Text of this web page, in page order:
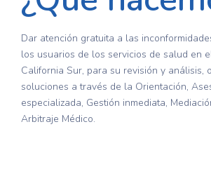
Dar atención gratuita a las
los usuarios de los servicios de salud en
California Sur, para su revisión y análisis,
soluciones a través de la Orientación,
especializada, Gestión inmediata,
Arbitraje Médico.